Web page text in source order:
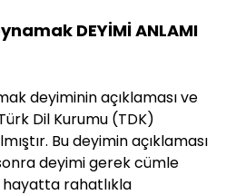
DEYİMİ ANLAMI
deyiminin açıklaması ve
Dil Kurumu (TDK)
Bu deyimin açıklaması
deyimi gerek cümle
rahatlıkla